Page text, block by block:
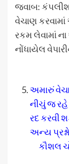
જવાબ:
વેચાણ
રકમ લેવામાં
નોંધાયેલ
અમારું
નીચું જ
રદ કરવી
અન્ય
કૌશલ